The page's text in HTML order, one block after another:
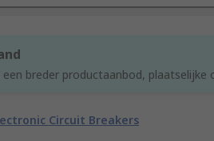
breder productaanbod,
Circuit Breakers